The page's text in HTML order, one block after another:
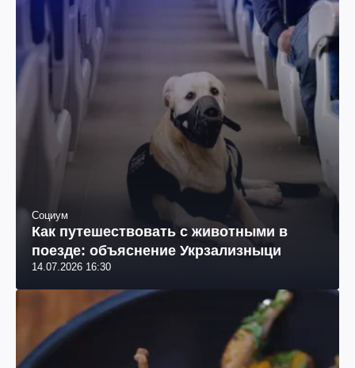
Социум
Как путешествовать с животными в
поезде: объяснение Укрзализныци
14.07.2026 16:30